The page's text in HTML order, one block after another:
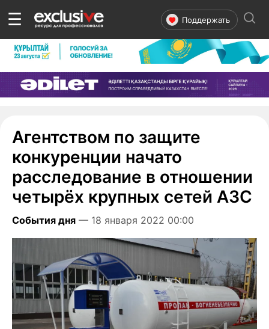
☰ Поддержать
Агентством по защите
конкуренции начато
расследование в отношении
четырёх крупных сетей АЗС
События дня — 18 января 2022 00:00